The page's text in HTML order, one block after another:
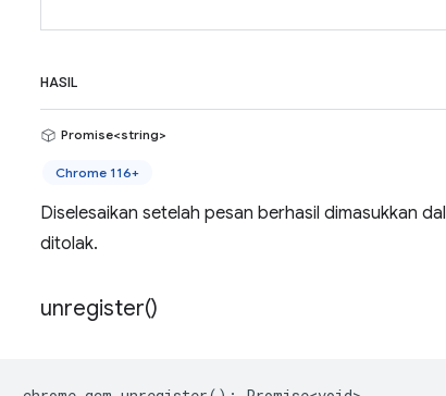
HASIL
Promise<string>
Chrome 116+
Diselesaikan setelah pesan berhasil dimasukkan
ditolak.
unregister()